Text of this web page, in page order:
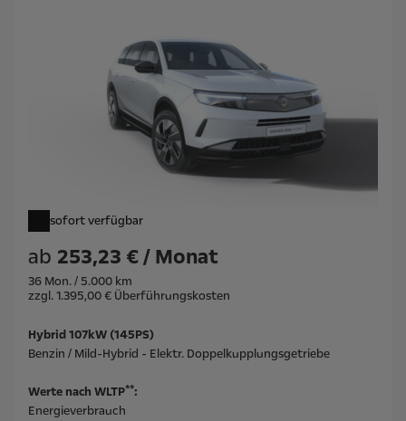
sofort verfügbar
ab 253,23 € / Monat
36 Mon. / 5.000 km
zzgl. 1.395,00 € Überführungskosten
Hybrid 107kW (145PS)
Benzin / Mild-Hybrid - Elektr. Doppelkupplungsgetriebe
Werte nach WLTP**:
Energieverbrauch